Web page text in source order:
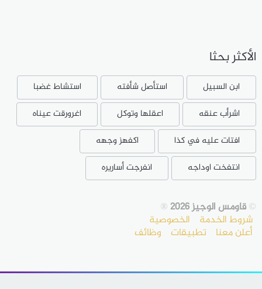
الأكثر بحثا
ابن السبيل استأصل شأفته
استشاط غضبا
اشرأب عنقه
اعقلها وتوكل
اغرورقت عيناه
افتات عليه في كذا
اكفهز وجهه
انتفخت اوداجه
انفرجت أساريره
©قاومس الوجيز 2026 ®
شروط الخدمة الخصوصية
أعلن معنا تطبيقات وظائف